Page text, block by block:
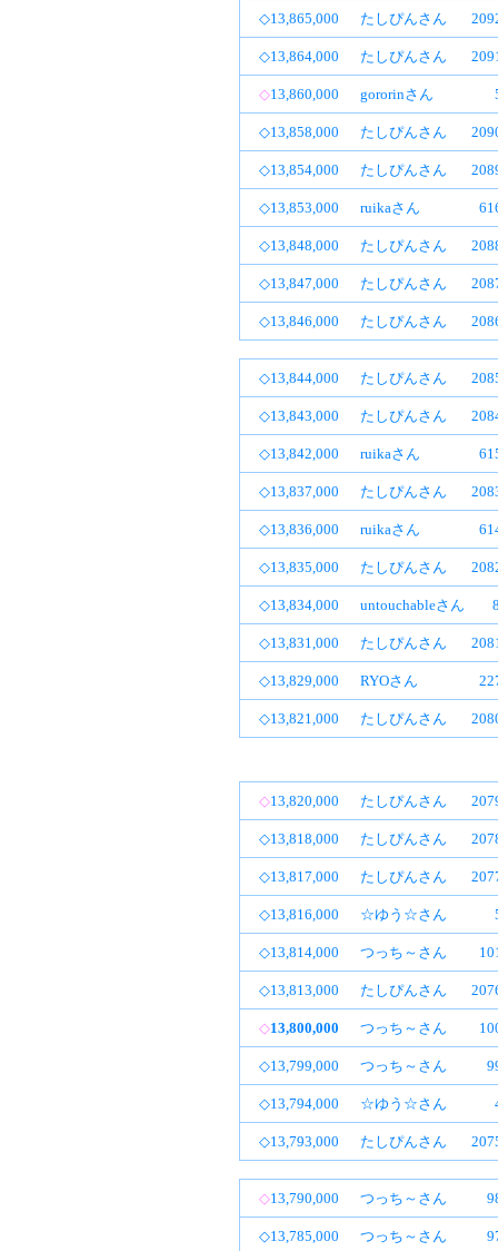
◇13,865,000 たしぴんさん
◇13,864,000 たしぴんさん
◇13,860,000 gororinさん
◇13,858,000 たしぴんさん
◇13,854,000 たしぴんさん
◇13,853,000 ruikaさん
◇13,848,000 たしぴんさん
◇13,847,000 たしぴんさん
◇13,846,000 たしぴんさん
◇13,844,000 たしぴんさん
◇13,843,000 たしぴんさん
◇13,842,000 ruikaさん
◇13,837,000 たしぴんさん
◇13,836,000 ruikaさん
◇13,835,000 たしぴんさん
◇13,834,000 untouchableさん
◇13,831,000 たしぴんさん
◇13,829,000 RYOさん
◇13,821,000 たしぴんさん
◇13,820,000 たしぴんさん
◇13,818,000 たしぴんさん
◇13,817,000 たしぴんさん
◇13,816,000 ☆ゆう☆さん
◇13,814,000 つっち～さん
◇13,813,000 たしぴんさん
◇13,800,000 つっち～さん
◇13,799,000 つっち～さん
◇13,794,000 ☆ゆう☆さん
◇13,793,000 たしぴんさん
◇13,790,000 つっち～さん
◇13,785,000 つっち～さん